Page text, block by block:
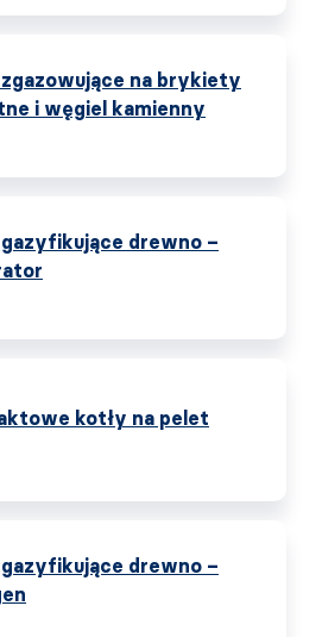
zgazowujące na brykiety
i węgiel kamienny
gazyfikujące drewno –
kotły na pelet
gazyfikujące drewno –